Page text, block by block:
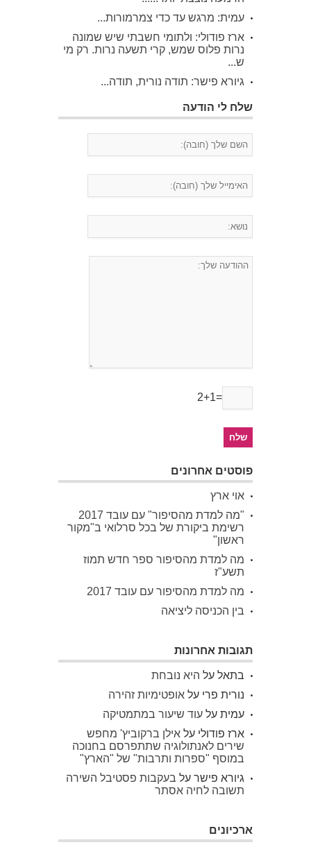
עמית: מרגש עד כדי צמרמורות...
ארז פודולי: ולתומי חשבתי שיש שמונה
נרות פלוס שמש, קרי תשעה נרות. רק מי
ש...
גיורא פישר: תודה נורית, תודה...
שלח לי הודעה
2+1=
פוסטים אחרונים
אוי ארץ
"מה למדת מהסיפור" עם עובד 2017
רשימת ביקורת של בכל סרלואי ב"מקור
ראשון"
מה למדת מהסיפור ספר חדש תמוז
תשע"ז
מה למדת מהסיפור עם עובד 2017
בין הכניסה ליציאה
תגובות אחרונות
בתאל על היא נובחת
נורית פרי על אופטימיות זהירה
עמית על עוד שיעור במתמטיקה
ארז פודולי על אילן ברקוביץ' מחפש
שירים לאנתולוגיה שתתפרסם בחנוכה
במוסף "ספרות ותרבות" של "הארץ"
גיורא פישר על בעקבות פסטיבל השירה
תשובה לחיה אסתר
ארכיונים